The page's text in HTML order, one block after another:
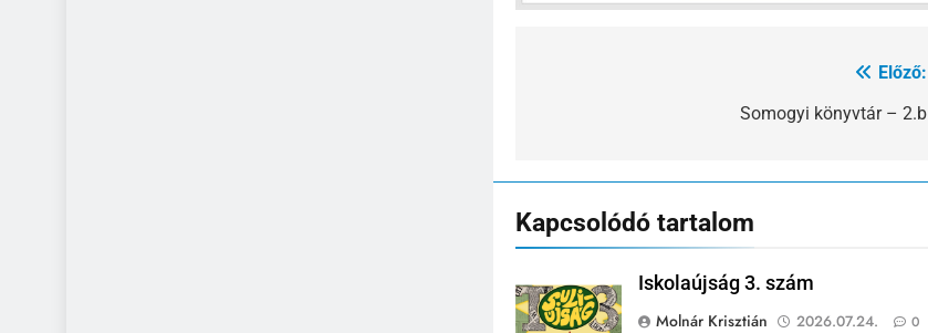
Előző:
Somogyi könyvtár – 2.b
Kapcsolódó tartalom
Iskolaújság 3. szám
Molnár Krisztián
2026.07.24. 0